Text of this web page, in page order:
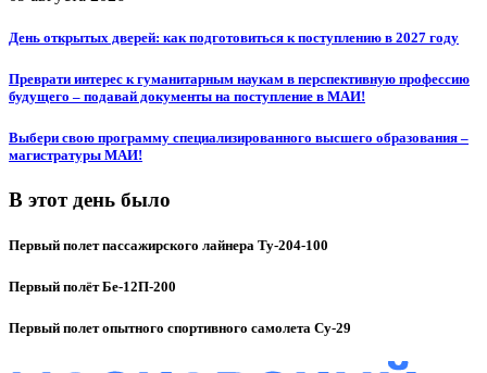
День открытых дверей: как подготовиться к поступлению в 2027 году
Преврати интерес к гуманитарным наукам в перспективную профессию
будущего – подавай документы на поступление в МАИ!
Выбери свою программу специализированного высшего образования –
магистратуры МАИ!
В этот день было
Первый полет пассажирского лайнера Ту-204-100
Первый полёт Бе-12П-200
Первый полет опытного спортивного самолета Су-29